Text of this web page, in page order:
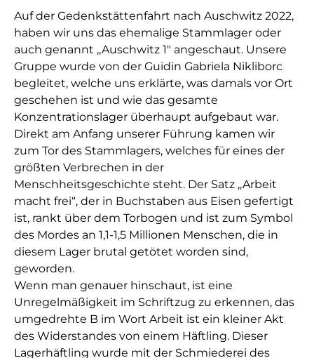
Auf der Gedenkstättenfahrt nach Auschwitz 2022,
haben wir uns das ehemalige Stammlager oder
auch genannt ,,Auschwitz 1″ angeschaut. Unsere
Gruppe wurde von der Guidin Gabriela Nikliborc
begleitet, welche uns erklärte, was damals vor Ort
geschehen ist und wie das gesamte
Konzentrationslager überhaupt aufgebaut war.
Direkt am Anfang unserer Führung kamen wir
zum Tor des Stammlagers, welches für eines der
größten Verbrechen in der
Menschheitsgeschichte steht. Der Satz ,,Arbeit
macht frei“, der in Buchstaben aus Eisen gefertigt
ist, rankt über dem Torbogen und ist zum Symbol
des Mordes an 1,1-1,5 Millionen Menschen, die in
diesem Lager brutal getötet worden sind,
geworden.
Wenn man genauer hinschaut, ist eine
Unregelmäßigkeit im Schriftzug zu erkennen, das
umgedrehte B im Wort Arbeit ist ein kleiner Akt
des Widerstandes von einem Häftling. Dieser
Lagerhäftling wurde mit der Schmiederei des